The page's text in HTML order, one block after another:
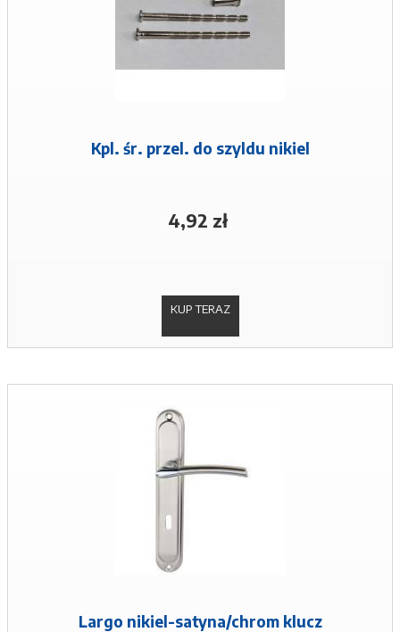
Kpl. śr. przel. do szyldu nikiel
4,92 zł
KUP TERAZ
Largo nikiel-satyna/chrom klucz